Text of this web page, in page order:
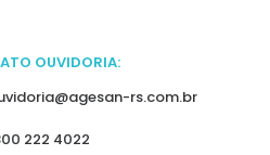
OUVIDORIA:
rs.com.br
222 4022